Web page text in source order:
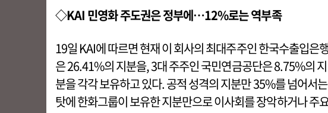
◇KAI 민영화 주도권은 정부에…12%로는 역부족
19일 KAI에 따르면 현재 이 회사의 최대주주인 한국수출입은
은 26.41%의 지분을, 3대 주주인 국민연금공단은 8.75%의 지
분을 각각 보유하고 있다. 공적 성격의 지분만 35%를 넘어서는
탓에 한화그룹이 보유한 지분만으로 이사회를 장악하거나 주